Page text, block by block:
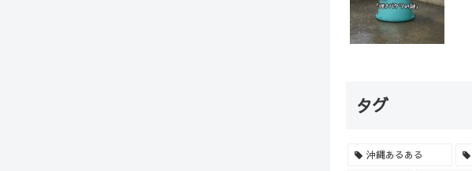
タグ
沖縄あるある